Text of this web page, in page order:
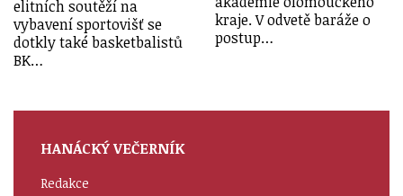
elitních soutěží na
vybavení sportovišť se
dotkly také basketbalistů
BK…
kraje. V odvetě baráže o
postup…
HANÁCKÝ VEČERNÍK
Redakce